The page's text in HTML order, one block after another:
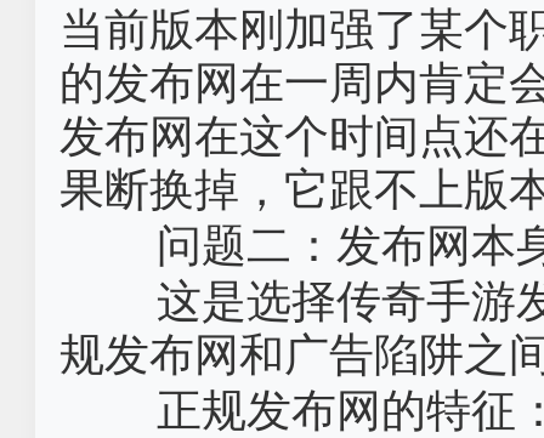
当前版本刚加强了某个
的发布网在一周内肯定
发布网在这个时间点还
果断换掉，它跟不上版
问题二：发布网本
这是选择‌传奇手游
规发布网和广告陷阱之
正规发布网的特征